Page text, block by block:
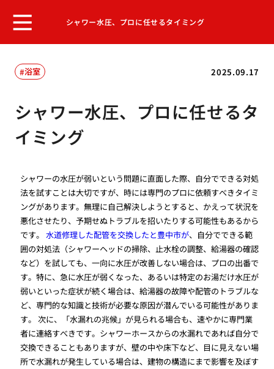
シャワー水圧、プロに任せるタイミング
2025.09.17
浴室
シャワー水圧、プロに任せるタ
イミング
シャワーの水圧が弱いという問題に直面した際、自分でできる対処
法を試すことは大切ですが、時には専門のプロに依頼すべきタイミ
ングがあります。無理に自己解決しようとすると、かえって状況を
悪化させたり、予期せぬトラブルを招いたりする可能性もあるから
です。水道修理した配管を交換したと豊中市が、自分でできる範
囲の対処法（シャワーヘッドの掃除、止水栓の調整、給湯器の確認
など）を試しても、一向に水圧が改善しない場合は、プロの出番で
す。特に、急に水圧が弱くなった、あるいは特定のお湯だけ水圧が
弱いといった症状が続く場合は、給湯器の故障や配管のトラブルな
ど、専門的な知識と技術が必要な原因が潜んでいる可能性がありま
す。 次に、「水漏れの兆候」が見られる場合も、速やかに専門業
者に連絡すべきです。シャワーホースからの水漏れであれば自分で
交換できることもありますが、壁の中や床下など、目に見えない場
所で水漏れが発生している場合は、建物の構造にまで影響を及ぼす